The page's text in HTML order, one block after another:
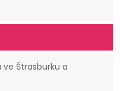
ve Štrasburku a